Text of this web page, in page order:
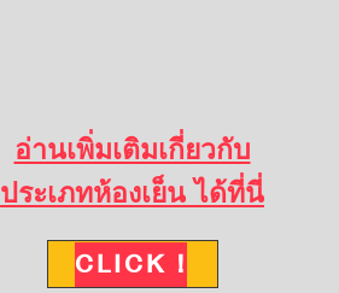
อ่านเพิ่มเติมเกี่ยวกับ
ประเภทห้องเย็น ได้ที่นี่
CLICK !